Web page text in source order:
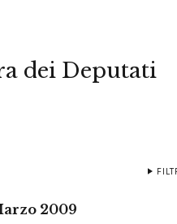
dei Deputati
2009